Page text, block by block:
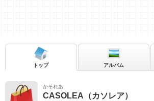
かそれあ
CASOLEA（カソレア）
トップ アルバム